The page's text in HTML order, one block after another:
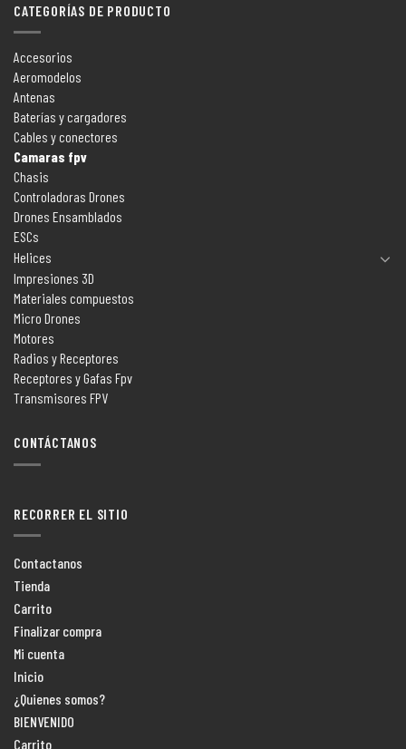
CATEGORÍAS DE PRODUCTO
Accesorios
Aeromodelos
Antenas
Baterías y cargadores
Cables y conectores
Camaras fpv
Chasis
Controladoras Drones
Drones Ensamblados
ESCs
Helices
Impresiones 3D
Materiales compuestos
Micro Drones
Motores
Radios y Receptores
Receptores y Gafas Fpv
Transmisores FPV
CONTÁCTANOS
RECORRER EL SITIO
Contactanos
Tienda
Carrito
Finalizar compra
Mi cuenta
Inicio
¿Quienes somos?
BIENVENIDO
Carrito